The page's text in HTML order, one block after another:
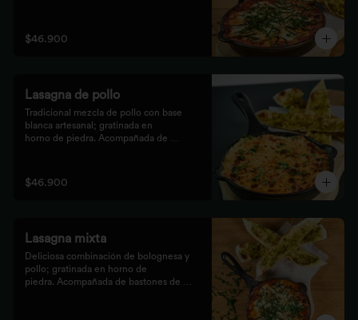
$46.900
Lasagna de pollo
Tradicional mezcla de pollo con base
blanca artesanal; gratinada en
horno de piedra. Acompañada de
$46.900
Lasagna mixta
Deliciosa combinación de bolognesa y
pollo; gratinada en horno de
piedra. Acompañada de bastones de